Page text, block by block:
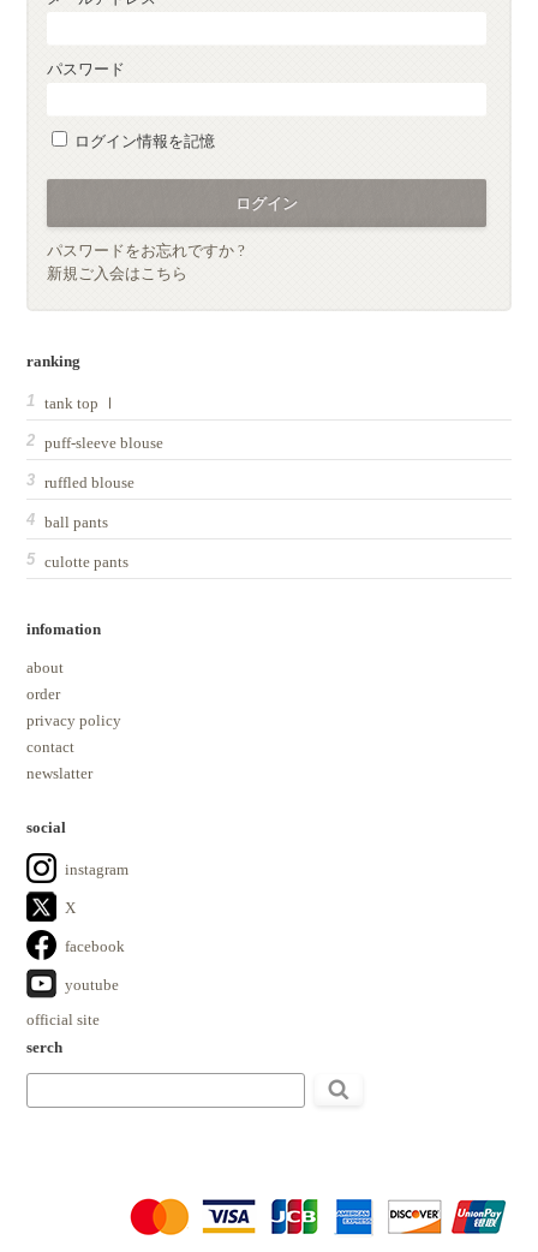
パスワード
ログイン情報を記憶
パスワードをお忘れですか ?
新規ご入会はこちら
ranking
tank top Ⅰ
puff-sleeve blouse
ruffled blouse
ball pants
culotte pants
infomation
about
order
privacy policy
contact
newslatter
social
instagram
X
facebook
youtube
official site
serch
索: